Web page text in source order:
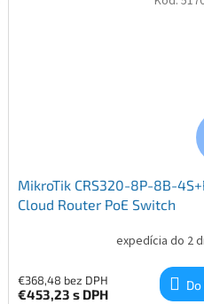
MikroTik CRS320-8P-8B-
Cloud Router PoE Switch
expedícia do 2
€368,48 bez DPH
€453,23 s DPH